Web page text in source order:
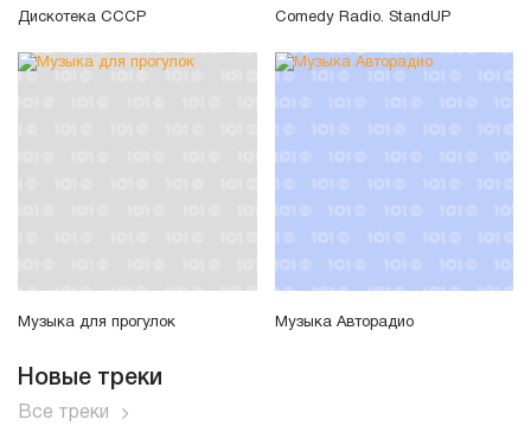
Дискотека СССР Comedy Radio. StandUP
Музыка для прогулок Музыка Авторадио
Новые треки
Все треки